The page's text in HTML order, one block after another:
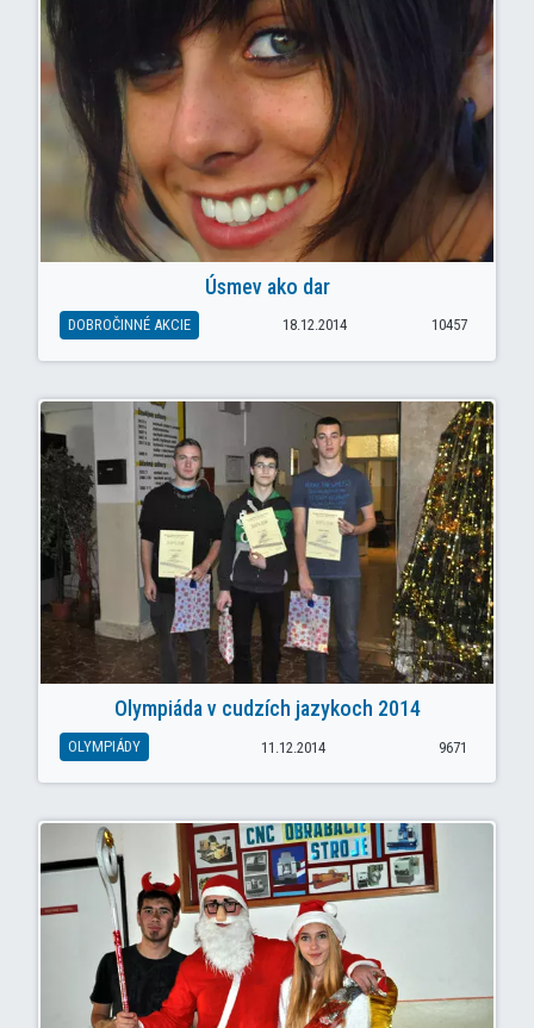
Úsmev ako dar
DOBROČINNÉ AKCIE 18.12.2014 10457
Olympiáda v cudzích jazykoch 2014
OLYMPIÁDY 11.12.2014 9671